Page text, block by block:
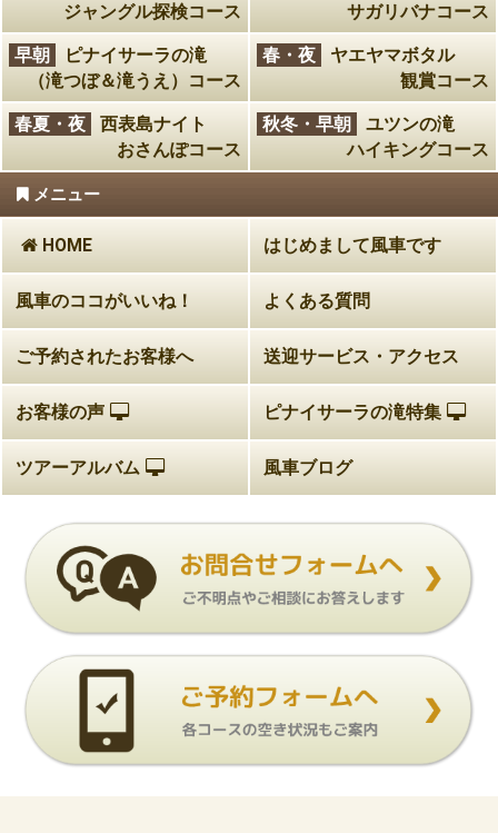
ジャングル探検コース
サガリバナコース
早朝
ピナイサーラの滝
（滝つぼ＆滝うえ）コース
春・夜
ヤエヤマボタル
観賞コース
春夏・夜
西表島ナイト
おさんぽコース
秋冬・早朝
ユツンの滝
ハイキングコース
メニュー
HOME はじめまして風車です
風車のココがいいね！ よくある質問
ご予約されたお客様へ 送迎サービス・アクセス
お客様の声 ピナイサーラの滝特集
ツアーアルバム 風車ブログ